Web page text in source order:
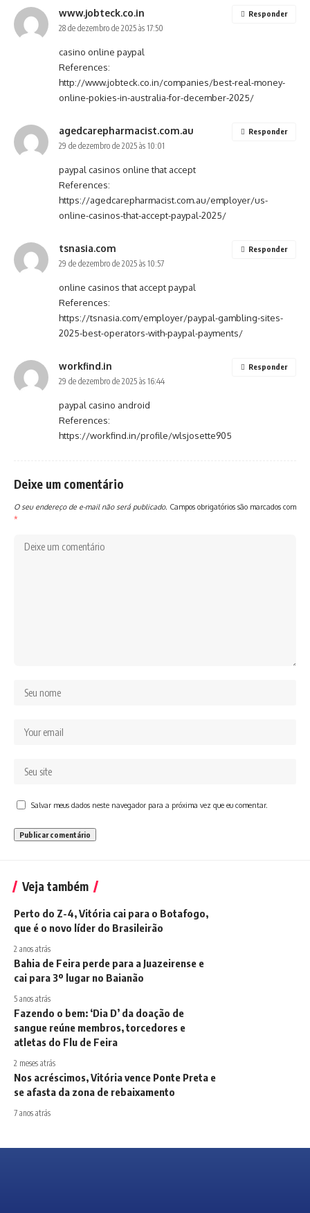
www.jobteck.co.in
28 de dezembro de 2025 às 17:50
casino online paypal
References:
http://www.jobteck.co.in/companies/best-real-money-
online-pokies-in-australia-for-december-2025/
Responder
agedcarepharmacist.com.au
29 de dezembro de 2025 às 10:01
paypal casinos online that accept
References:
https://agedcarepharmacist.com.au/employer/us-
online-casinos-that-accept-paypal-2025/
Responder
tsnasia.com
29 de dezembro de 2025 às 10:57
online casinos that accept paypal
References:
https://tsnasia.com/employer/paypal-gambling-sites-
2025-best-operators-with-paypal-payments/
Responder
workfind.in
29 de dezembro de 2025 às 16:44
paypal casino android
References:
https://workfind.in/profile/wlsjosette905
Responder
Deixe um comentário
O seu endereço de e-mail não será publicado. Campos obrigatórios são marcados com
*
Salvar meus dados neste navegador para a próxima vez que eu comentar.
Veja também
Perto do Z-4, Vitória cai para o Botafogo,
que é o novo líder do Brasileirão
2 anos atrás
Bahia de Feira perde para a Juazeirense e
cai para 3º lugar no Baianão
5 anos atrás
Fazendo o bem: ‘Dia D’ da doação de
sangue reúne membros, torcedores e
atletas do Flu de Feira
2 meses atrás
Nos acréscimos, Vitória vence Ponte Preta e
se afasta da zona de rebaixamento
7 anos atrás